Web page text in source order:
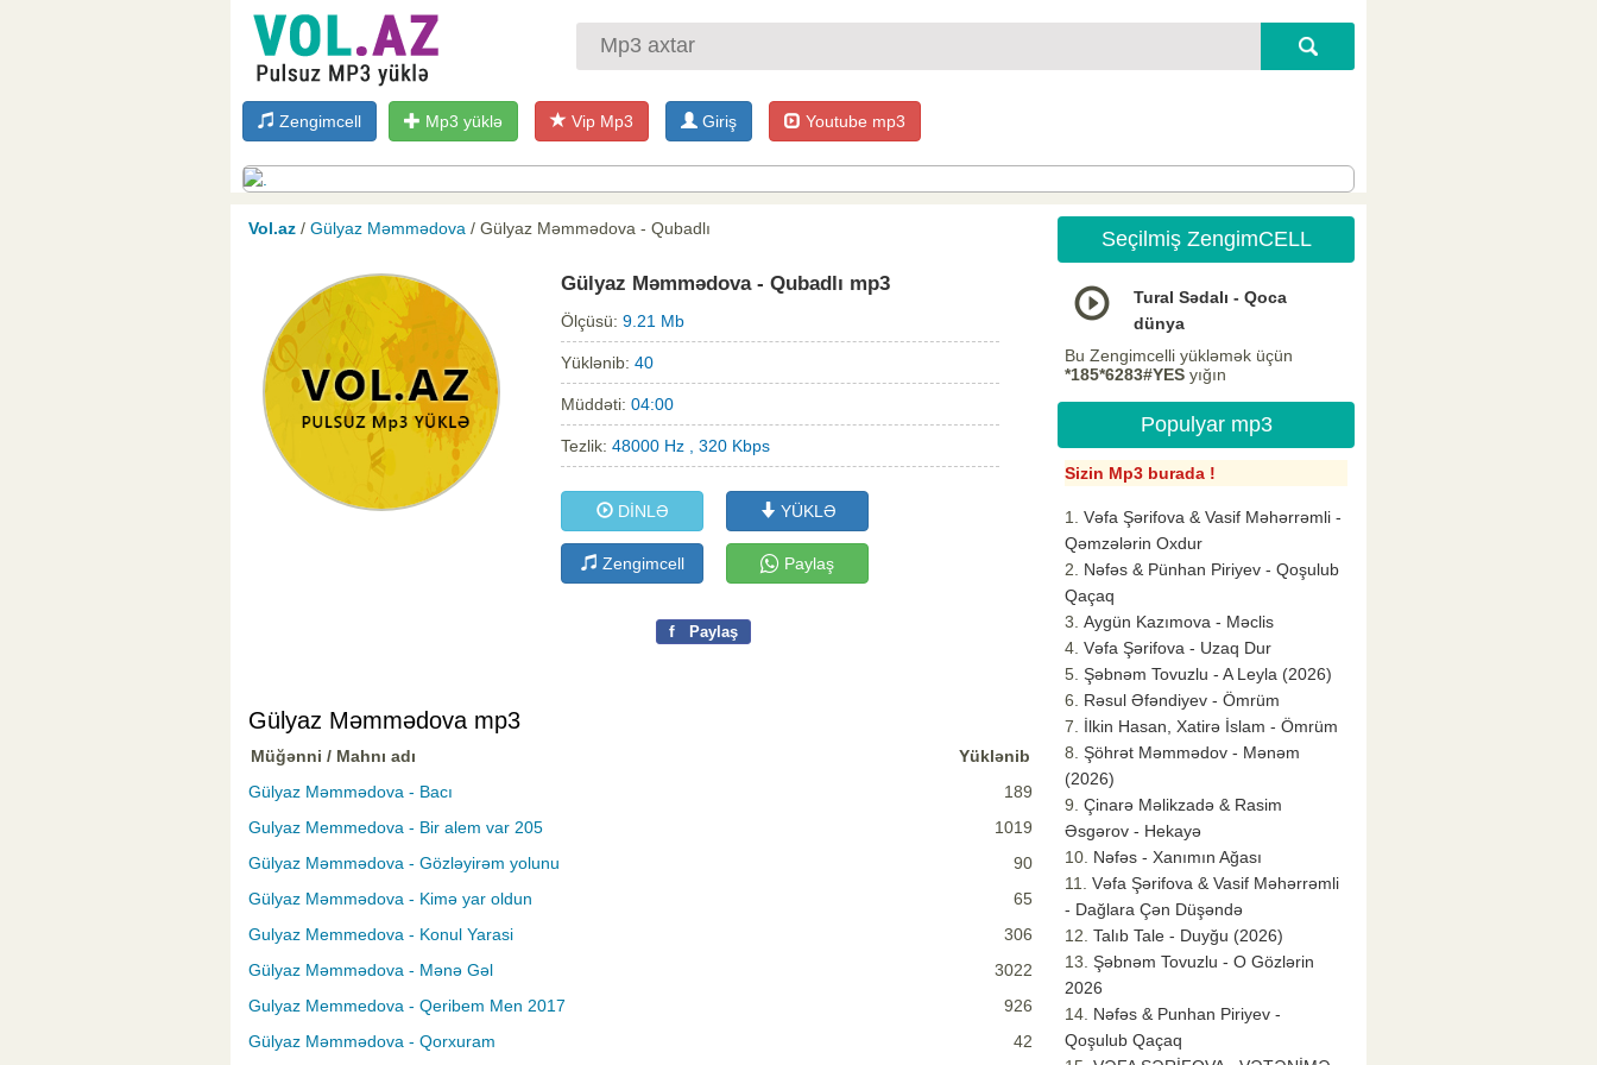
Zengimcell Mp3 yüklə Vip Mp3 Giriş Youtube mp3
Vol.az / Gülyaz Məmmədova / Gülyaz Məmmədova - Qubadlı
Gülyaz Məmmədova - Qubadlı mp3
Ölçüsü: 9.21 Mb
Yüklənib: 40
Müddəti: 04:00
Tezlik: 48000 Hz , 320 Kbps
DİNLƏ YÜKLƏ
Zengimcell Paylaş
f Paylaş
Gülyaz Məmmədova mp3
Müğənni / Mahnı adı
Yüklənib
Gülyaz Məmmədova - Bacı
189
Gulyaz Memmedova - Bir alem var 205
1019
Gülyaz Məmmədova - Gözləyirəm yolunu
90
Gülyaz Məmmədova - Kimə yar oldun
65
Gulyaz Memmedova - Konul Yarasi
306
Gülyaz Məmmədova - Mənə Gəl
3022
Gulyaz Memmedova - Qeribem Men 2017
926
Gülyaz Məmmədova - Qorxuram
42
Seçilmiş ZengimCELL
Tural Sədalı - Qoca
dünya
Bu Zengimcelli yükləmək üçün
*185*6283#YES yığın
Populyar mp3
Sizin Mp3 burada !
Vəfa Şərifova & Vasif Məhərrəmli -
Qəmzələrin Oxdur
Nəfəs & Pünhan Piriyev - Qoşulub
Qaçaq
Aygün Kazımova - Məclis
Vəfa Şərifova - Uzaq Dur
Şəbnəm Tovuzlu - A Leyla (2026)
Rəsul Əfəndiyev - Ömrüm
İlkin Hasan, Xatirə İslam - Ömrüm
Şöhrət Məmmədov - Mənəm
(2026)
Çinarə Məlikzadə & Rasim
Əsgərov - Hekayə
Nəfəs - Xanımın Ağası
Vəfa Şərifova & Vasif Məhərrəmli
- Dağlara Çən Düşəndə
Talıb Tale - Duyğu (2026)
Şəbnəm Tovuzlu - O Gözlərin
2026
Nəfəs & Punhan Piriyev -
Qoşulub Qaçaq